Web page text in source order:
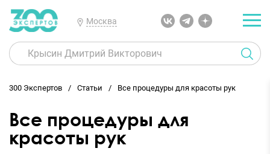
Москва
300 Экспертов Статьи Все процедуры для красоты рук
Все процедуры для
красоты рук